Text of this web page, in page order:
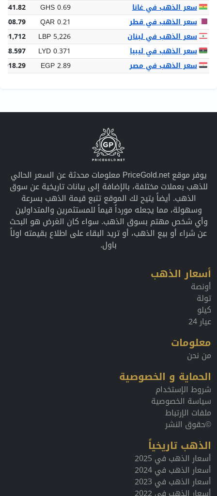
سعر الذهب في غانا
GHS 0.69
سعر الذهب في قطر
QAR 0.21
508.79
سعر الذهب في لبنان
LBP 5,226
سعر الذهب في ليبيا
LYD 0.371
سعر الذهب في مصر
EGP 2.89
يوفر موقع PriceGold.net معلومات محدثة عن السعر الحالي
للذهب بعملات مختلفة، بالإضافة إلى بيانات تاريخية عن سوق
الذهب. أيضاً يتيح لك الموقع تتبع قيمة الذهب بسرعة
وسهولة، مما يجعله مورداً قيماً للمستثمرين والمتداولين
وأي شخص مهتم بسوق الذهب. سواء كان الغرض هو البحث
عن شراء أو بيع الذهب، أو تريد البقاء على اطلاع بقيمته اولاً
باول.
أسعار الذهب
أونصة
تولة
كيلو
عيار 24
معلومات
من نحن
الحماية و الخصوصية
شروط الإستخدام
سياسة الخصوصية
ملفات الإرتباط
©حقوق النشر
الذهب تاريخياً
أسعار الذهب في 2025
أسعار الذهب في 2024
أسعار الذهب في 2023